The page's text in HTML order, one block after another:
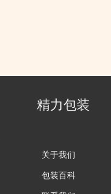
精力包装
关于我们
包装百科